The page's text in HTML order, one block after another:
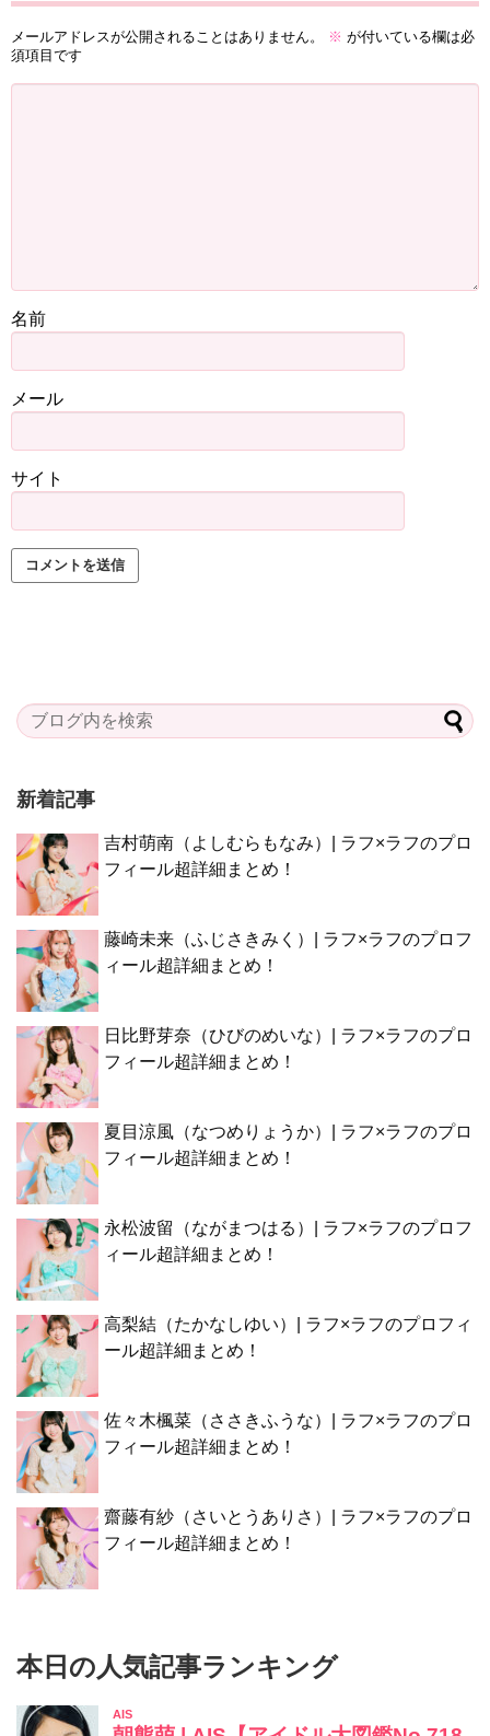
メールアドレスが公開されることはありません。 ※ が付いている欄は必
須項目です
名前
メール
サイト
新着記事
吉村萌南（よしむらもなみ）| ラフ×ラフのプロ
フィール超詳細まとめ！
藤崎未来（ふじさきみく）| ラフ×ラフのプロフ
ィール超詳細まとめ！
日比野芽奈（ひびのめいな）| ラフ×ラフのプロ
フィール超詳細まとめ！
夏目涼風（なつめりょうか）| ラフ×ラフのプロ
フィール超詳細まとめ！
永松波留（ながまつはる）| ラフ×ラフのプロフ
ィール超詳細まとめ！
高梨結（たかなしゆい）| ラフ×ラフのプロフィ
ール超詳細まとめ！
佐々木楓菜（ささきふうな）| ラフ×ラフのプロ
フィール超詳細まとめ！
齋藤有紗（さいとうありさ）| ラフ×ラフのプロ
フィール超詳細まとめ！
本日の人気記事ランキング